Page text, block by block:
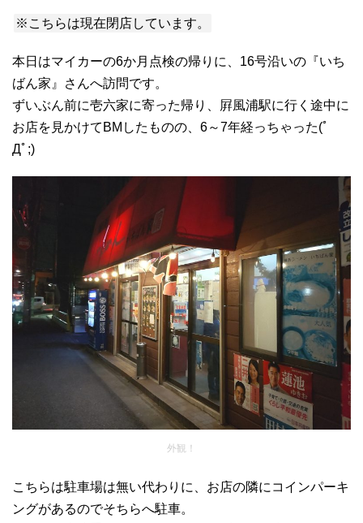
※こちらは現在閉店しています。
本日はマイカーの6か月点検の帰りに、16号沿いの『いち
ばん家』さんへ訪問です。
ずいぶん前に壱六家に寄った帰り、屛風浦駅に行く途中に
お店を見かけてBMしたものの、6～7年経っちゃった(ﾟ
Дﾟ;)
外観！
こちらは駐車場は無い代わりに、お店の隣にコインパーキ
ングがあるのでそちらへ駐車。